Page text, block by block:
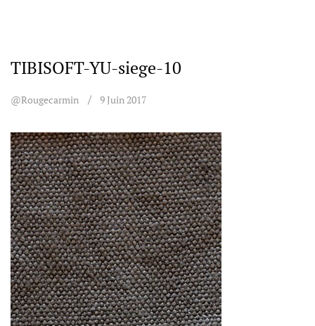
TIBISOFT-YU-siege-10
@rougecarmin 9 Juin 2017